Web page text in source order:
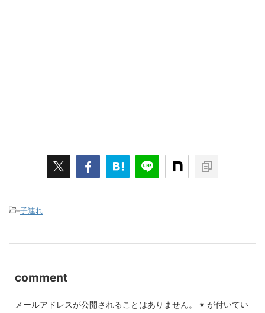
-子連れ
comment
メールアドレスが公開されることはありません。 ※ が付いてい